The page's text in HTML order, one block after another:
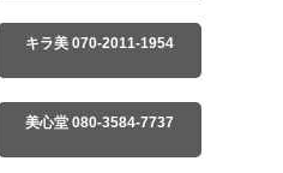
キラ美 070-2011-1954
美心堂 080-3584-7737